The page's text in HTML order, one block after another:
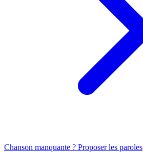
Chanson manquante ? Proposer les paroles